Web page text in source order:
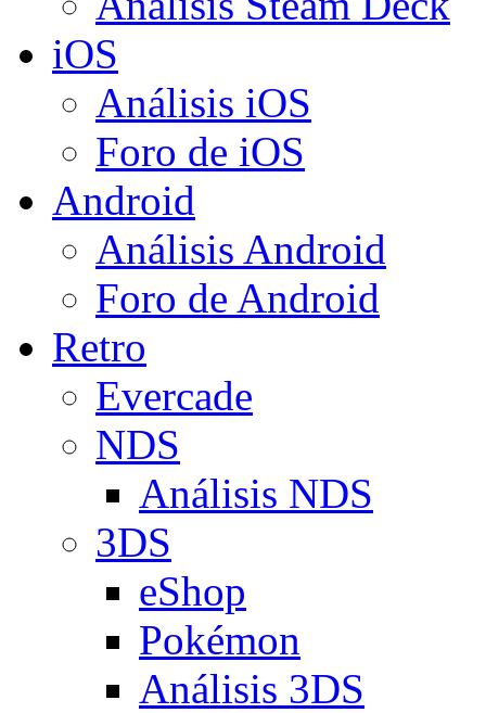
iOS
Análisis iOS
Foro de iOS
Android
Análisis Android
Foro de Android
Retro
Evercade
NDS
Análisis NDS
3DS
eShop
Pokémon
Análisis 3DS